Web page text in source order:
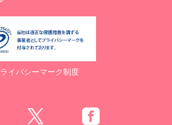
イバシーマーク制度